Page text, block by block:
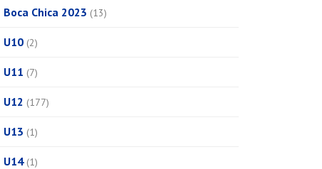
Boca Chica 2023 (13)
U10 (2)
U11 (7)
U12 (177)
U13 (1)
U14(1)